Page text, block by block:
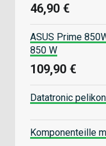
46,90 €
ASUS Prime
850 W
109,90 €
Datatronic
Komponenteille